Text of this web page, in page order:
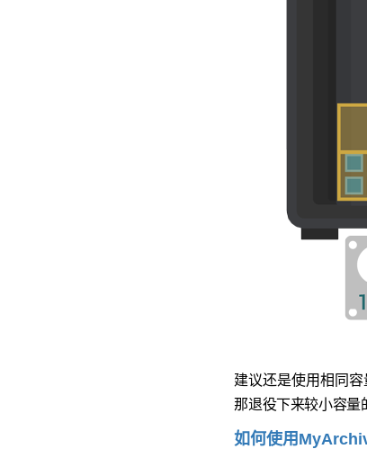
建议还是使用相同
那退役下来较小容量
如何使用